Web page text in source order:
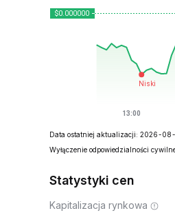
Data ostatniej aktualizacji: 2026-
Wyłączenie odpowiedzialności
Statystyki cen
Kapitalizacja rynkowa